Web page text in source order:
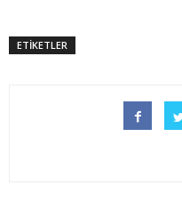
ETİKETLER